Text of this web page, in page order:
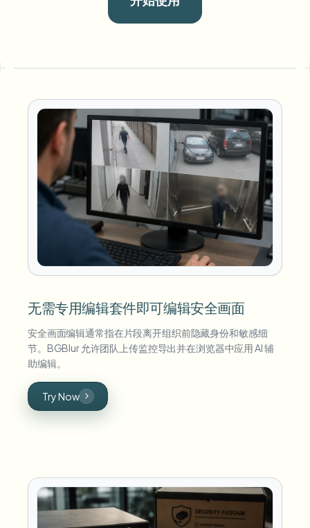
无需专用编辑套件即可编辑安全画面
安全画面编辑通常指在片段离开组织前隐藏身份和敏感细
节。BGBlur 允许团队上传监控导出并在浏览器中应用 AI 辅
助编辑。
Try Now